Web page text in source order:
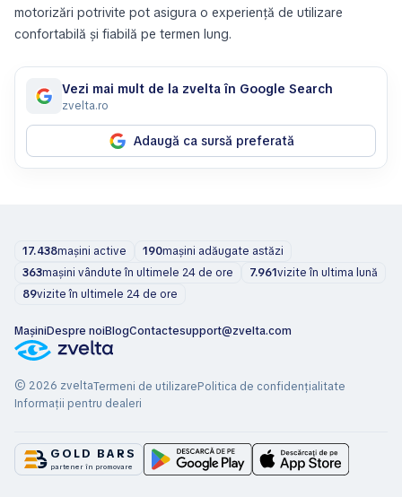
motorizări potrivite pot asigura o experiență de utilizare
confortabilă și fiabilă pe termen lung.
Vezi mai mult de la zvelta în Google Search
zvelta.ro
Adaugă ca sursă preferată
17.438mașini active 190mașini adăugate astăzi
363mașini vândute în ultimele 24 de ore 7.961vizite în ultima lună
89vizite în ultimele 24 de ore
MașiniDespre noiBlogContactesupport@zvelta.com
© 2026 zveltaTermeni de utilizarePolitica de confidențialitate
Informații pentru dealeri
GOLD BARS
partener în promovare